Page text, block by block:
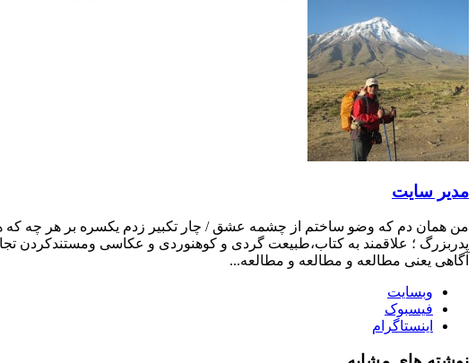
مدیر سایت
من همان دم که وضو ساختم از چشمه عشق / چار تکبیر زدم یکسره بر هر چه که
پدربزرگ ؛ علاقمند به کتاب،طبیعت گردی و کوهنوردی و عکاسی ومستندکردن
آگاهی یعنی مطالعه و مطالعه و مطالعه...
وبسایت
فیسبوک
اینستاگرام